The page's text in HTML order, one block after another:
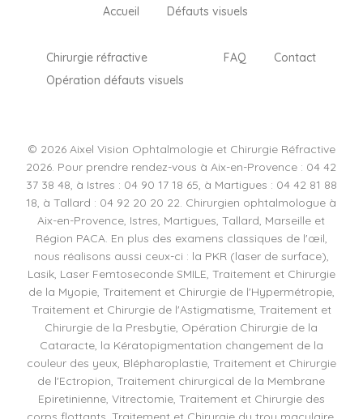
Accueil Défauts visuels
Chirurgie réfractive
Opération défauts visuels
FAQ Contact
© 2026 Aixel Vision Ophtalmologie et Chirurgie Réfractive
2026. Pour prendre rendez-vous à Aix-en-Provence : 04 42
37 38 48, à Istres : 04 90 17 18 65, à Martigues : 04 42 81 88
18, à Tallard : 04 92 20 20 22. Chirurgien ophtalmologue à
Aix-en-Provence, Istres, Martigues, Tallard, Marseille et
Région PACA. En plus des examens classiques de l'œil,
nous réalisons aussi ceux-ci : la PKR (laser de surface),
Lasik, Laser Femtoseconde SMILE, Traitement et Chirurgie
de la Myopie, Traitement et Chirurgie de l'Hypermétropie,
Traitement et Chirurgie de l'Astigmatisme, Traitement et
Chirurgie de la Presbytie, Opération Chirurgie de la
Cataracte, la Kératopigmentation changement de la
couleur des yeux, Blépharoplastie, Traitement et Chirurgie
de l'Ectropion, Traitement chirurgical de la Membrane
Epiretinienne, Vitrectomie, Traitement et Chirurgie des